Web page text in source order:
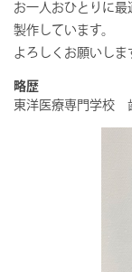
お一人おひとりに最
製作しています。
よろしくお願いしま
略歴
東洋医療専門学校